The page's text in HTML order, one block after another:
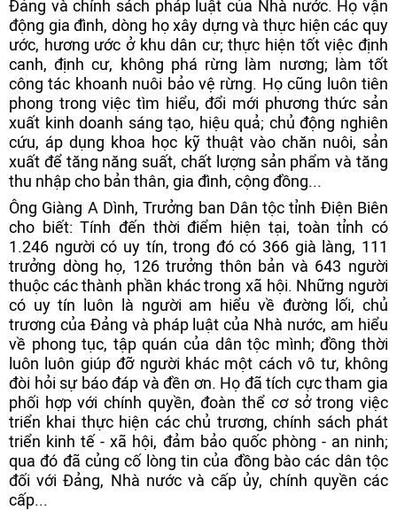
Đảng và chính sách pháp luật của Nhà nước. Họ vận
động gia đình, dòng họ xây dựng và thực hiện các quy
ước, hương ước ở khu dân cư; thực hiện tốt việc định
canh, định cư, không phá rừng làm nương; làm tốt
công tác khoanh nuôi bảo vệ rừng. Họ cũng luôn tiên
phong trong việc tìm hiểu, đổi mới phương thức sản
xuất kinh doanh sáng tạo, hiệu quả; chủ động nghiên
cứu, áp dụng khoa học kỹ thuật vào chăn nuôi, sản
xuất để tăng năng suất, chất lượng sản phẩm và tăng
thu nhập cho bản thân, gia đình, cộng đồng...
Ông Giàng A Dình, Trưởng ban Dân tộc tỉnh Điện Biên
cho biết: Tính đến thời điểm hiện tại, toàn tỉnh có
1.246 người có uy tín, trong đó có 366 già làng, 111
trưởng dòng họ, 126 trưởng thôn bản và 643 người
thuộc các thành phần khác trong xã hội. Những người
có uy tín luôn là người am hiểu về đường lối, chủ
trương của Đảng và pháp luật của Nhà nước, am hiểu
về phong tục, tập quán của dân tộc mình; đồng thời
luôn luôn giúp đỡ người khác một cách vô tư, không
đòi hỏi sự báo đáp và đền ơn. Họ đã tích cực tham gia
phối hợp với chính quyền, đoàn thể cơ sở trong việc
triển khai thực hiện các chủ trương, chính sách phát
triển kinh tế - xã hội, đảm bảo quốc phòng - an ninh;
qua đó đã củng cố lòng tin của đồng bào các dân tộc
đối với Đảng, Nhà nước và cấp ủy, chính quyền các
cấp...